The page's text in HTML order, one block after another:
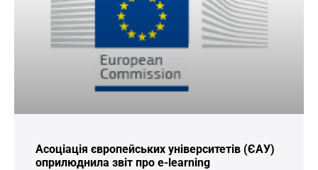
Асоціація європейських університетів (ЄАУ)
оприлюднила звіт про e-learning